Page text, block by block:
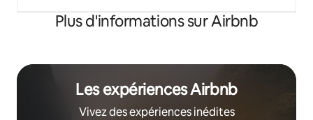
Plus d'informations sur Airbnb
Les expériences Airbnb
Vivez des expériences inédites